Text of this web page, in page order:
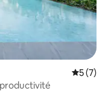
5 (7)
productivité